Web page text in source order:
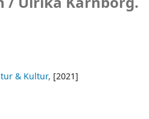
& Kultur, [2021]